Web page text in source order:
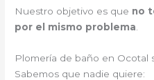
Nuestro objetivo es que no
por el mismo problema
Plomería de baño en Ocotal
Sabemos que nadie quiere: